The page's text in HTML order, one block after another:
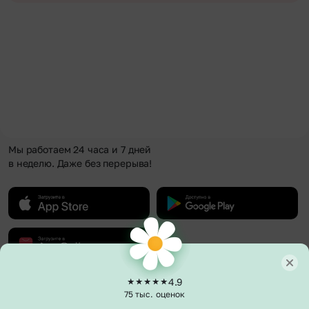
Мы работаем 24 часа и 7 дней
в неделю. Даже без перерыва!
4.9
75 тыс. оценок